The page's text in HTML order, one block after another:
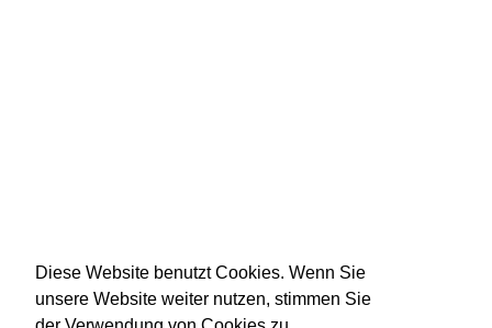
Diese Website benutzt Cookies. Wenn Sie
unsere Website weiter nutzen, stimmen Sie